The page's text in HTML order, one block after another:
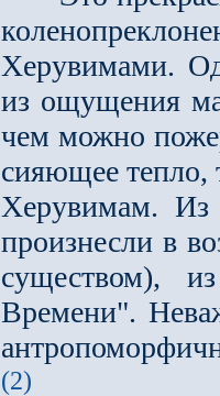
Херувимами.
из ощущения
чем можно
сияющее тепло,
Херувимам.
произнесли в
существом),
Времени".
(2)